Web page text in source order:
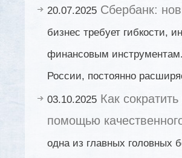
20.07.2025 Сбербанк:
бизнес требует гибкости,
финансовым
России, постоянно
03.10.2025 Как
помощью
одна из главных головных